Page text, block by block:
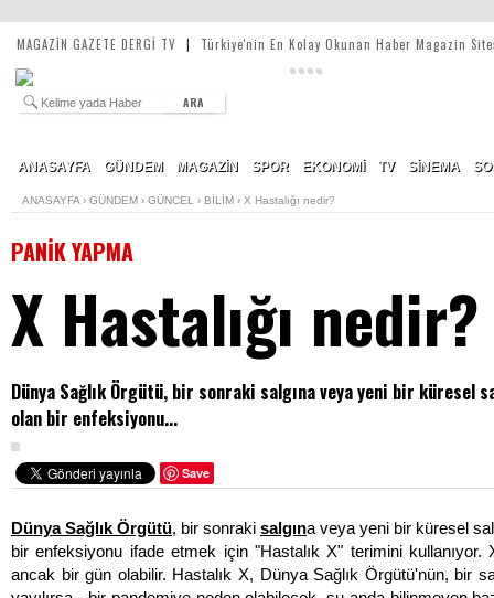
MAGAZİN GAZETE DERGİ TV | Türkiye'nin En Kolay Okunan Haber Magazin
ARA
ANASAYFA GÜNDEM MAGAZİN SPOR EKONOMİ TV SİNEMA
ANASAYFA › GÜNDEM › GÜNCEL › BİLİM › X Hastalığı nedir?
PANİK YAPMA
X Hastalığı nedir?
Dünya Sağlık Örgütü, bir sonraki salgına veya yeni bir küresel
olan bir enfeksiyonu...
Save
Dünya Sağlık Örgütü, bir sonraki salgına veya yeni bir küresel
bir enfeksiyonu ifade etmek için "Hastalık X" terimini kullanıyor.
ancak bir gün olabilir. Hastalık X, Dünya Sağlık Örgütü'nün, bir